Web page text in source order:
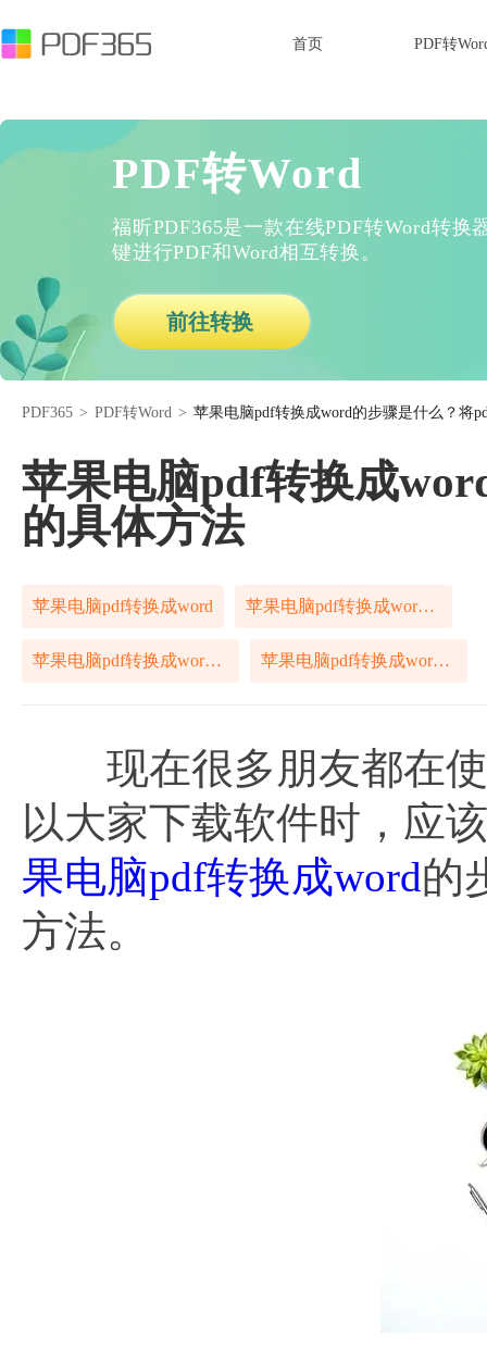
首页 PDF转
PDF转Word
福昕PDF365是一款在线PDF转Word转换
键进行PDF和Word相互转换。
前往转换
PDF365 > PDF转Word > 苹果电脑pdf转换成word的步骤是什么？将
苹果电脑pdf转换成
的具体方法
苹果电脑pdf转换成word 苹果电脑pdf转换成word方法
苹果电脑pdf转换成word步骤 苹果电脑pdf转换成word技巧
现在很多朋友都在使
以大家下载软件时，应
果电脑pdf转换成word的
方法。